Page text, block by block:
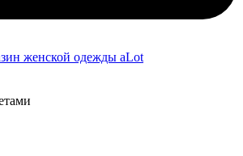
женской одежды aLot